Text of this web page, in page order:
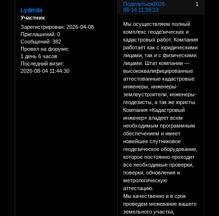
Поделиться 1
2026-
06-14 11:39:13
Lydmila
Участник
Зарегистрирован: 2026-04-08
Приглашений: 0
Сообщений: 382
Провел на форуме:
1 день 6 часов
Последний визит:
2026-08-04 11:44:30
Мы осуществляем полный
комплекс геодезических и
кадастровых работ. Компания
работает как с юридическими
лицами, так и с физическими
лицами. Штат компании —
высококвалифицированные
аттестованные кадастровые
инженеры, инженеры-
землеустроители, инженеры-
геодезисты, а так же юристы.
Компания «Кадастровый
инженер» владеет всем
необходимым программным
обеспечением и имеет
новейшее спутниковое
геодезическое оборудование,
которое постоянно проходит
все необходимые проверки,
поверки, обновления и
метрологическую
аттестацию.
Мы качественно и в срок
проведем межевание вашего
земельного участка,